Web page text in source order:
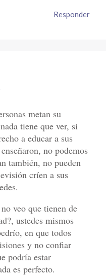
Responder
metan su
tiene que ver, si
a educar a sus
no podemos
también, no pueden
críen a sus
veo que tienen de
ustedes mismos
en que todos
y no confiar
podría estar
es perfecto.